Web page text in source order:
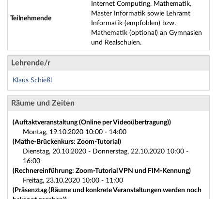
Teilnehmende
Internet Computing, Mathematik,
Master Informatik sowie Lehramt
Informatik (empfohlen) bzw.
Mathematik (optional) an Gymnasien
und Realschulen.
Lehrende/r
Klaus Schießl
Räume und Zeiten
(Auftaktveranstaltung (Online per Videoübertragung))
Montag, 19.10.2020 10:00 - 14:00
(Mathe-Brückenkurs: Zoom-Tutorial)
Dienstag, 20.10.2020 - Donnerstag, 22.10.2020 10:00 -
16:00
(Rechnereinführung: Zoom-Tutorial VPN und FIM-Kennung)
Freitag, 23.10.2020 10:00 - 11:00
(Präsenztag (Räume und konkrete Veranstaltungen werden noch